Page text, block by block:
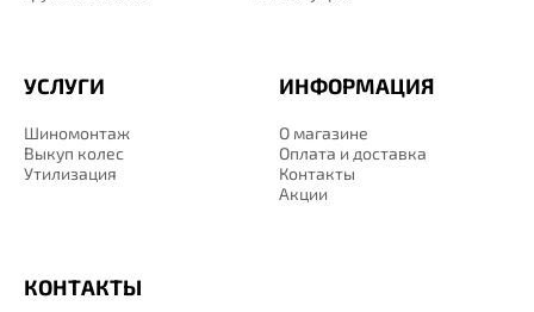
ИНФОРМАЦИЯ
О магазине
Оплата и доставка
Контакты
Акции
УСЛУГИ
Шиномонтаж
Выкуп колес
Утилизация
КОНТАКТЫ